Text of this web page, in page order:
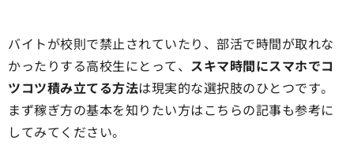
バイトが校則で禁止されていたり、部活で時間が取れな
かったりする高校生にとって、 スキマ時間にスマホでコ
ツコツ積み立てる方法は現実的な選択肢のひとつです。
まず稼ぎ方の基本を知りたい方はこちらの記事も参考に
してみてください。